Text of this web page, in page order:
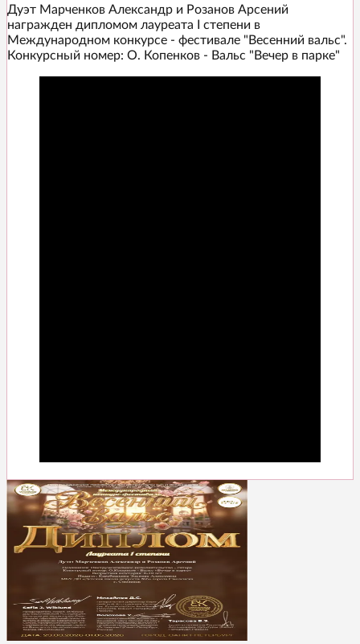
Дуэт Марченков Александр и Розанов Арсений
награжден дипломом лауреата I степени в
Международном конкурсе - фестивале "Весенний вальс".
Конкурсный номер: О. Копенков - Вальс "Вечер в парке"